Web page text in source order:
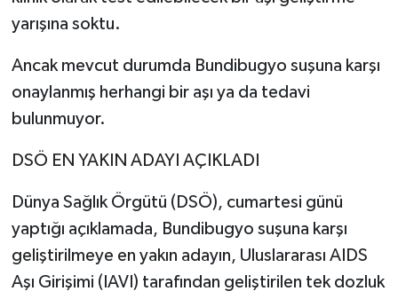
yarışına soktu.
Ancak mevcut durumda Bundibugyo suşuna karşı
onaylanmış herhangi bir aşı ya da tedavi
bulunmuyor.
DSÖ EN YAKIN ADAYI AÇIKLADI
Dünya Sağlık Örgütü (DSÖ), cumartesi günü
yaptığı açıklamada, Bundibugyo suşuna karşı
geliştirilmeye en yakın adayın, Uluslararası AIDS
Aşı Girişimi (IAVI) tarafından geliştirilen tek dozluk